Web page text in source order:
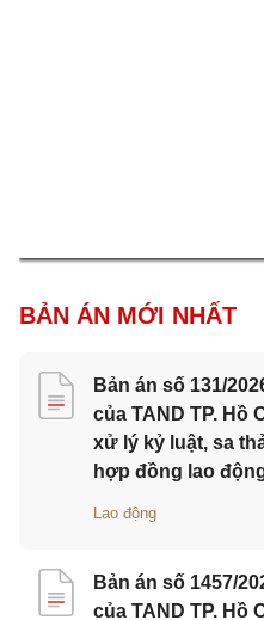
BẢN ÁN MỚI NHẤT
Bản án số 131/
của TAND TP. Hồ
xử lý kỷ luật, sa
hợp đồng lao
Lao động
Bản án số 1457/
của TAND TP. Hồ